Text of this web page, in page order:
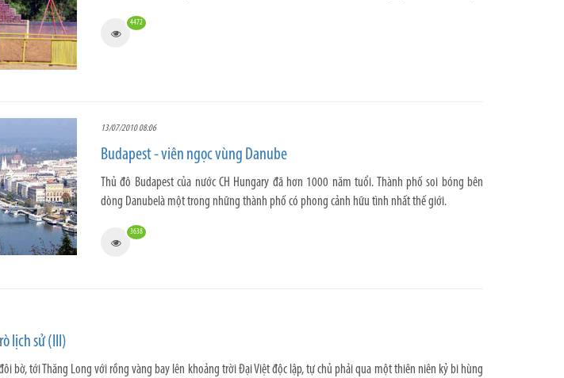
4472
13/07/2010 08:06
Budapest - viên ngọc vùng Danube
Thủ đô Budapest của nước CH Hungary đã hơn 1000 năm tuổi. Thành phố soi bóng bên
dòng Danubelà một trong những thành phố có phong cảnh hữu tình nhất thế giới.
3638
lịch sử (III)
bờ, tới Thăng Long với rồng vàng bay lên khoảng trời Đại Việt độc lập, tự chủ phải qua một thiên niên kỷ bi hùng